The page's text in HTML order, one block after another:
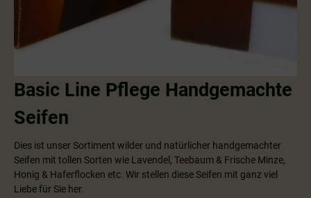
Basic Line Pflege Handgemachte
Seifen
Dies ist unser Sortiment wilder und natürlicher handgemachter
Seifen mit tollen Sorten wie Lavendel, Teebaum & Frische Minze,
Honig & Haferflocken etc. Wir stellen diese Seifen mit ganz viel
Liebe für Sie her.